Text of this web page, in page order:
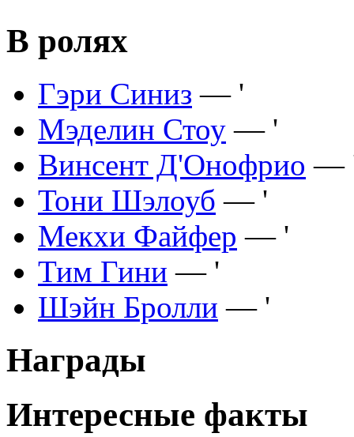
В ролях
Гэри Синиз — '
Мэделин Стоу — '
Винсент Д'Онофрио —
Тони Шэлоуб — '
Мекхи Файфер — '
Тим Гини — '
Шэйн Бролли — '
Награды
Интересные факты